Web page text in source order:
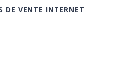
DE VENTE INTERNET